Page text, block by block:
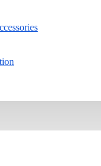
ro/en/products/
HID/